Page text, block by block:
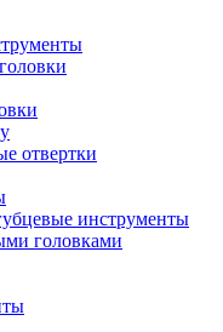
отвертки
инструменты
головками